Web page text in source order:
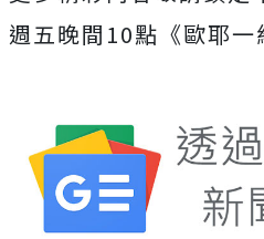
週五晚間 10點《歐耶一